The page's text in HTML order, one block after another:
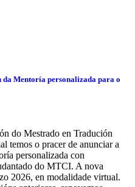
Mentoría personalizada para o
do Mestrado en Tradución
temos o pracer de anunciar a
personalizada con
do MTCI. A nova
2026, en modalidade virtual.